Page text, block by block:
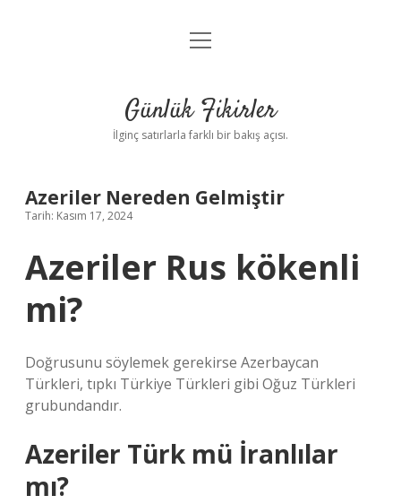
Anasayfa
Yasal Uyarı
menüyü
Günlük Fikirler
İlginç satırlarla farklı bir bakış açısı.
Azeriler Nereden Gelmiştir
Tarih: Kasım 17, 2024
Azeriler Rus kökenli
mi?
Doğrusunu söylemek gerekirse Azerbaycan
Türkleri, tıpkı Türkiye Türkleri gibi Oğuz Türkleri
grubundandır.
Azeriler Türk mü İranlılar
mı?